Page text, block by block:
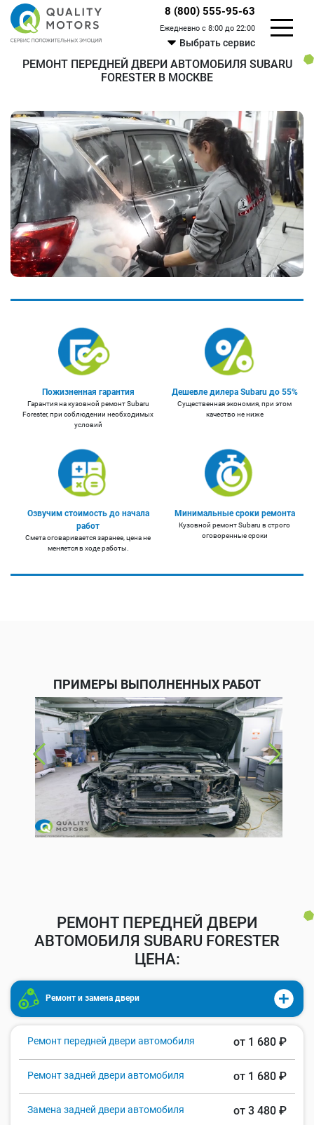
8 (800) 555-95-63
Ежедневно с 8:00 до 22:00
Выбрать сервис
РЕМОНТ ПЕРЕДНЕЙ ДВЕРИ АВТОМОБИЛЯ SUBARU
FORESTER В МОСКВЕ
Пожизненная гарантия
Гарантия на кузовной ремонт Subaru
Forester, при соблюдении необходимых
условий
Дешевле дилера Subaru до 55%
Существенная экономия, при этом
качество не ниже
Озвучим стоимость до начала
работ
Смета оговаривается заранее, цена не
меняется в ходе работы.
Минимальные сроки ремонта
Кузовной ремонт Subaru в строго
оговоренные сроки
ПРИМЕРЫ ВЫПОЛНЕННЫХ РАБОТ
РЕМОНТ ПЕРЕДНЕЙ ДВЕРИ
АВТОМОБИЛЯ SUBARU FORESTER
ЦЕНА:
Ремонт и замена двери
Ремонт передней двери автомобиля от 1 680 ₽
Ремонт задней двери автомобиля от 1 680 ₽
Замена задней двери автомобиля от 3 480 ₽